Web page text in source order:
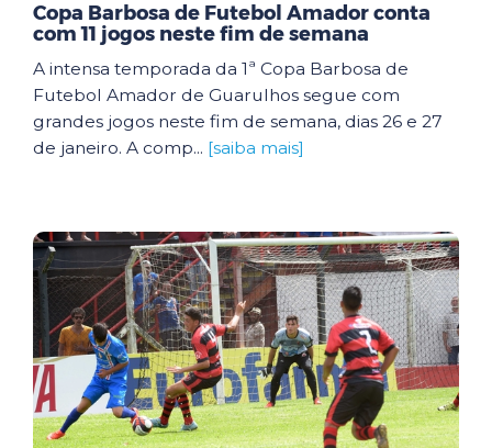
Copa Barbosa de Futebol Amador conta
com 11 jogos neste fim de semana
A intensa temporada da 1ª Copa Barbosa de
Futebol Amador de Guarulhos segue com
grandes jogos neste fim de semana, dias 26 e 27
de janeiro. A comp... [saiba mais]